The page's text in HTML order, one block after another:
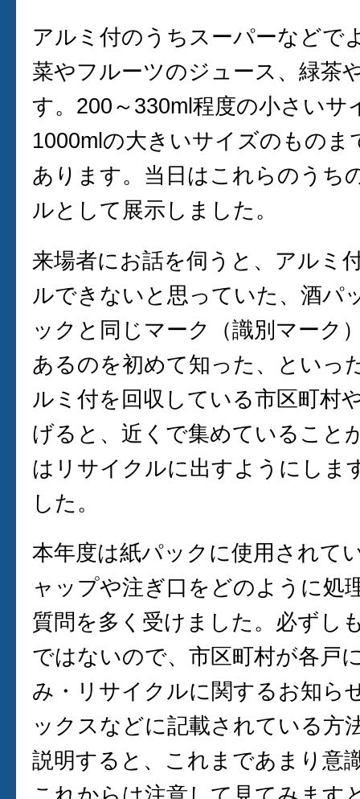
アルミ付のうちスーパーなどで
菜やフルーツのジュース、緑茶
す。200～330ml程度の小さいサ
1000mlの大きいサイズのものま
あります。当日はこれらのうち
ルとして展示しました。
来場者にお話を伺うと、アルミ
ルできないと思っていた、酒パ
ックと同じマーク（識別マーク
あるのを初めて知った、といっ
ルミ付を回収している市区町村
げると、近くで集めていること
はリサイクルに出すようにしま
した。
本年度は紙パックに使用されて
ャップや注ぎ口をどのように処
質問を多く受けました。必ずし
ではないので、市区町村が各戸
み・リサイクルに関するお知ら
ックスなどに記載されている方
説明すると、これまであまり意